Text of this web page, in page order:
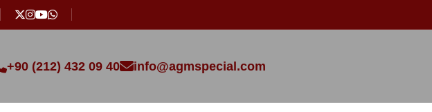
+90 (212) 432 09 40 info@agmspecial.com